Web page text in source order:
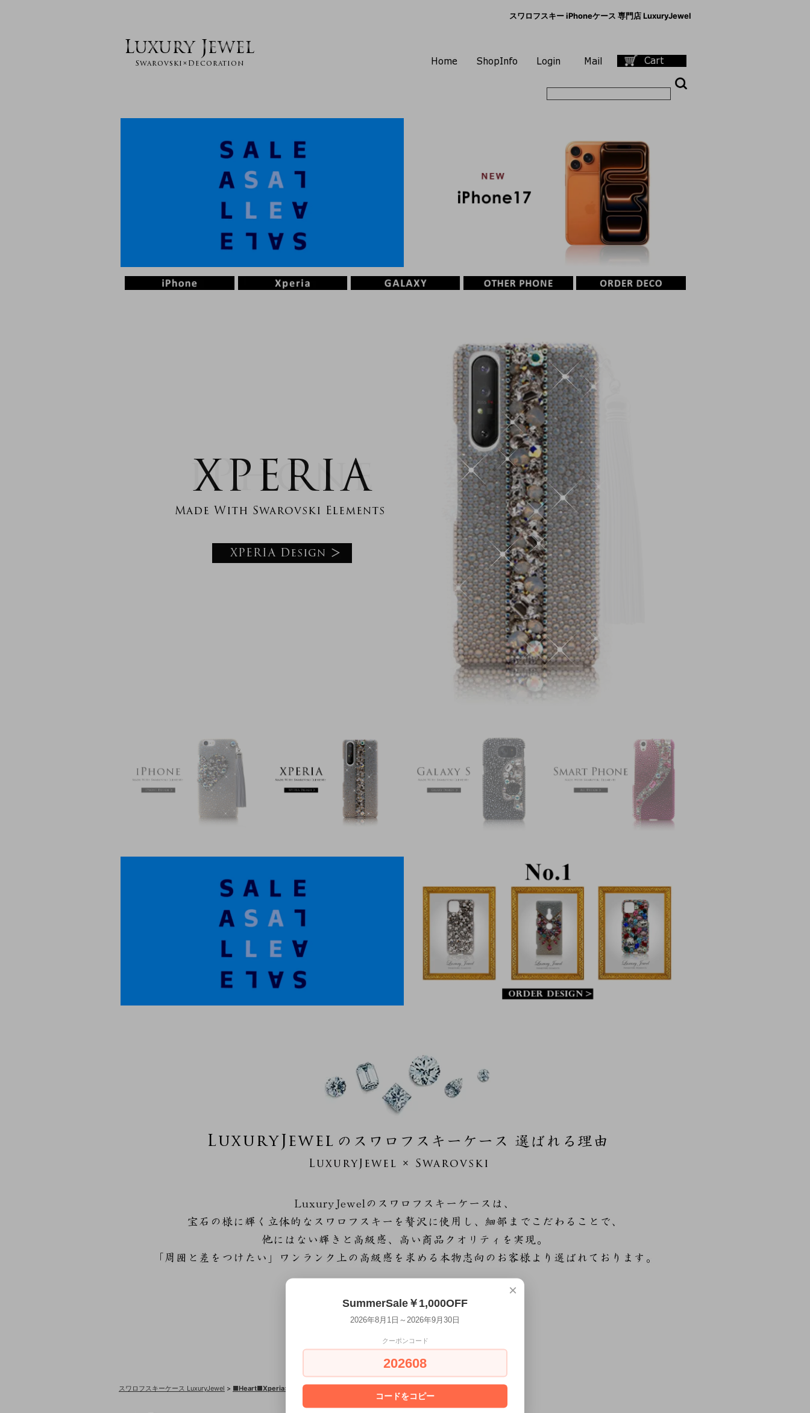
スワロフスキー iPhoneケース 専門店 LuxuryJewel
スワロフスキーケース LuxuryJewel > ■Heart■Xperia×スワロフスキー
×
SummerSale￥1,000OFF
2026年8月1日～2026年9月30日
クーポンコード
202608
コードをコピー